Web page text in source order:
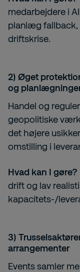
medarbejdere i
planlæg fallback,
driftskrise.
2) Øget
og
Handel og
geopolitiske
det højere
omstilling i
Hvad kan I gøre?
drift og lav
kapacitets-/
3)
arrangementer
Events samler